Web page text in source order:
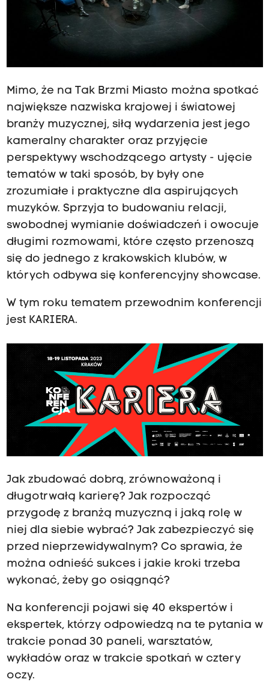
Mimo, że na Tak Brzmi Miasto można spotkać
największe nazwiska krajowej i światowej
branży muzycznej, siłą wydarzenia jest jego
kameralny charakter oraz przyjęcie
perspektywy wschodzącego artysty - ujęcie
tematów w taki sposób, by były one
zrozumiałe i praktyczne dla aspirujących
muzyków. Sprzyja to budowaniu relacji,
swobodnej wymianie doświadczeń i owocuje
długimi rozmowami, które często przenoszą
się do jednego z krakowskich klubów, w
których odbywa się konferencyjny showcase.
W tym roku tematem przewodnim konferencji
jest KARIERA.
Jak zbudować dobrą, zrównoważoną i
długotrwałą karierę? Jak rozpocząć
przygodę z branżą muzyczną i jaką rolę w
niej dla siebie wybrać? Jak zabezpieczyć się
przed nieprzewidywalnym? Co sprawia, że
można odnieść sukces i jakie kroki trzeba
wykonać, żeby go osiągnąć?
Na konferencji pojawi się 40 ekspertów i
ekspertek, którzy odpowiedzą na te pytania w
trakcie ponad 30 paneli, warsztatów,
wykładów oraz w trakcie spotkań w cztery
oczy.